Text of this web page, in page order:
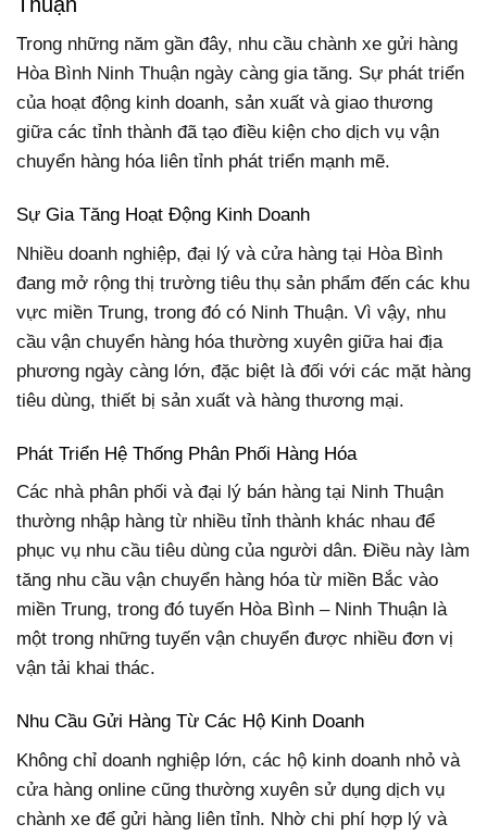
Trong những năm gần đây, nhu cầu chành xe gửi hàng
Hòa Bình Ninh Thuận ngày càng gia tăng. Sự phát triển
của hoạt động kinh doanh, sản xuất và giao thương
giữa các tỉnh thành đã tạo điều kiện cho dịch vụ vận
chuyển hàng hóa liên tỉnh phát triển mạnh mẽ.
Sự Gia Tăng Hoạt Động Kinh Doanh
Nhiều doanh nghiệp, đại lý và cửa hàng tại Hòa Bình
đang mở rộng thị trường tiêu thụ sản phẩm đến các khu
vực miền Trung, trong đó có Ninh Thuận. Vì vậy, nhu
cầu vận chuyển hàng hóa thường xuyên giữa hai địa
phương ngày càng lớn, đặc biệt là đối với các mặt hàng
tiêu dùng, thiết bị sản xuất và hàng thương mại.
Phát Triển Hệ Thống Phân Phối Hàng Hóa
Các nhà phân phối và đại lý bán hàng tại Ninh Thuận
thường nhập hàng từ nhiều tỉnh thành khác nhau để
phục vụ nhu cầu tiêu dùng của người dân. Điều này làm
tăng nhu cầu vận chuyển hàng hóa từ miền Bắc vào
miền Trung, trong đó tuyến Hòa Bình – Ninh Thuận là
một trong những tuyến vận chuyển được nhiều đơn vị
vận tải khai thác.
Nhu Cầu Gửi Hàng Từ Các Hộ Kinh Doanh
Không chỉ doanh nghiệp lớn, các hộ kinh doanh nhỏ và
cửa hàng online cũng thường xuyên sử dụng dịch vụ
chành xe để gửi hàng liên tỉnh. Nhờ chi phí hợp lý và